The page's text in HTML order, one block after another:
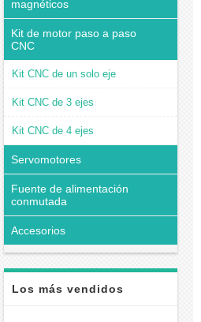
magnéticos
Kit de motor paso a paso
CNC
Kit CNC de un solo eje
Kit CNC de 3 ejes
Kit CNC de 4 ejes
Servomotores
Fuente de alimentación
conmutada
Accesorios
Los más vendidos